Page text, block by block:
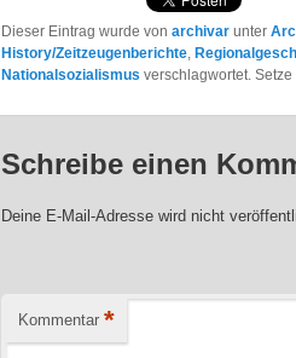
Dieser Eintrag wurde vonarchivar unter
History/Zeitzeugenberichte,
Nationalsozialismus verschlagwortet.
Schreibe einen
Deine E-Mail-Adresse wird nicht
Kommentar *